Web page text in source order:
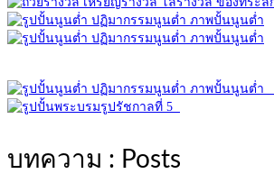
บทความ : Posts